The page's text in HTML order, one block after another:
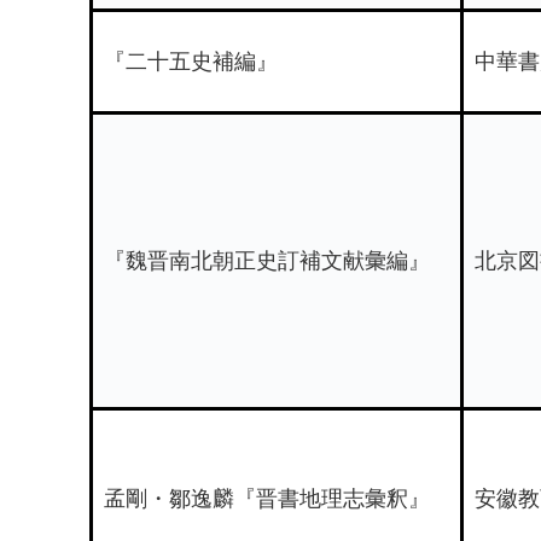
『二十五史補編』 中華
『魏晋南北朝正史訂補文献彙編』 北京
孟剛・鄒逸麟『晋書地理志彙釈』 安徽